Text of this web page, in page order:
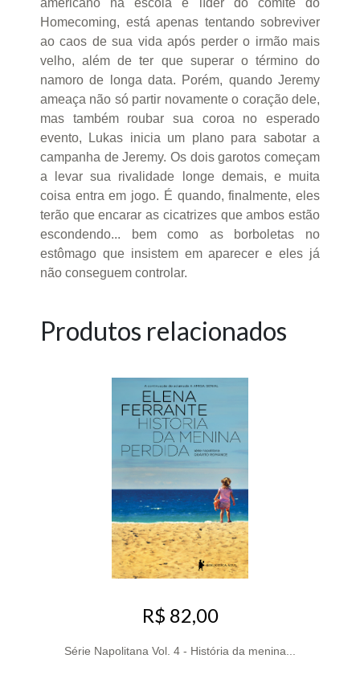
americano na escola e líder do comitê do
Homecoming, está apenas tentando sobreviver
ao caos de sua vida após perder o irmão mais
velho, além de ter que superar o término do
namoro de longa data. Porém, quando Jeremy
ameaça não só partir novamente o coração dele,
mas também roubar sua coroa no esperado
evento, Lukas inicia um plano para sabotar a
campanha de Jeremy. Os dois garotos começam
a levar sua rivalidade longe demais, e muita
coisa entra em jogo. É quando, finalmente, eles
terão que encarar as cicatrizes que ambos estão
escondendo... bem como as borboletas no
estômago que insistem em aparecer e eles já
não conseguem controlar.
Produtos relacionados
R$ 82,00
Série Napolitana Vol. 4 - História da menina...